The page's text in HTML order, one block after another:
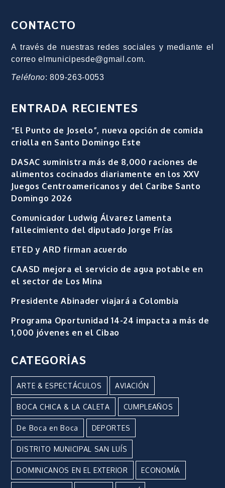
CONTACTO
A través de nuestras redes sociales y mediante el
correo elmunicipesde@gmail.com.
Teléfono: 809-263-0053
ENTRADA RECIENTES
“El Punto de Joselo”, nueva opción de comida
criolla en Santo Domingo Este
DASAC suministra más de 8,000 raciones de
alimentos cocinados diariamente en los XXV
Juegos Centroamericanos y del Caribe Santo
Domingo 2026
Comunicador Ludwig Álvarez lamenta
fallecimiento del diputado Jorge Frías
ETED y ARD firman acuerdo
CAASD mejora el servicio de agua potable en
el sector de Los Mina
Presidente Abinader viajará a Colombia
Programa Oportunidad 14-24 impacta a más de
1,000 jóvenes en el Cibao
CATEGORÍAS
ARTE & ESPECTÁCULOS AVIACIÓN
BOCA CHICA & LA CALETA CUMPLEAÑOS
De Boca en Boca DEPORTES
DISTRITO MUNICIPAL SAN LUÍS
DOMINICANOS EN EL EXTERIOR ECONOMÍA